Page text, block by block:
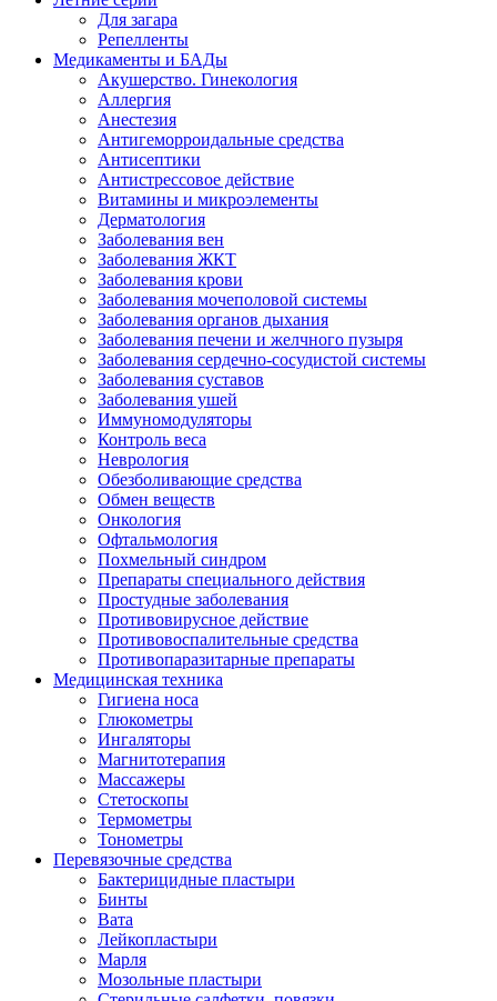
Для загара
Репелленты
Медикаменты и БАДы
Акушерство. Гинекология
Аллергия
Анестезия
Антигеморроидальные средства
Антисептики
Антистрессовое действие
Витамины и микроэлементы
Дерматология
Заболевания вен
Заболевания ЖКТ
Заболевания крови
Заболевания мочеполовой системы
Заболевания органов дыхания
Заболевания печени и желчного пузыря
Заболевания сердечно-сосудистой системы
Заболевания суставов
Заболевания ушей
Иммуномодуляторы
Контроль веса
Неврология
Обезболивающие средства
Обмен веществ
Онкология
Офтальмология
Похмельный синдром
Препараты специального действия
Простудные заболевания
Противовирусное действие
Противовоспалительные средства
Противопаразитарные препараты
Медицинская техника
Гигиена носа
Глюкометры
Ингаляторы
Магнитотерапия
Массажеры
Стетоскопы
Термометры
Тонометры
Перевязочные средства
Бактерицидные пластыри
Бинты
Вата
Лейкопластыри
Марля
Мозольные пластыри